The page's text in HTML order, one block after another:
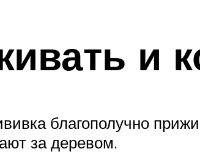
и
благополучно
за деревом.